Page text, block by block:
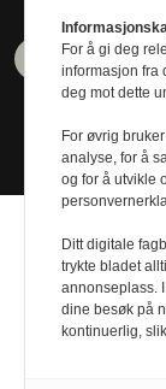
Design
For å gi deg
informasjon fra
deg mot dette
For øvrig
analyse, for å
og for å utvikle
Ditt digitale
trykte bladet
annonseplass.
dine besøk på
kontinuerlig,